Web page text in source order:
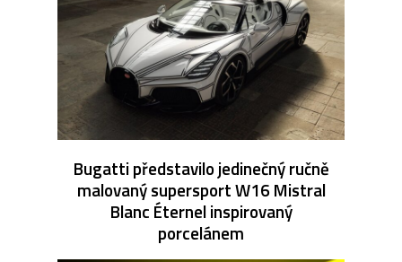
Bugatti představilo jedinečný ručně
malovaný supersport W16 Mistral
Blanc Éternel inspirovaný
porcelánem